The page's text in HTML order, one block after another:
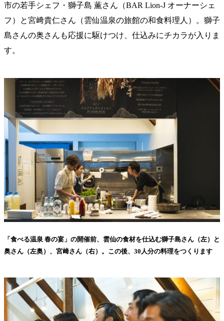
市の若手シェフ・獅子島 薫さん（BAR Lion-J オーナーシェ
フ）と宮﨑貴仁さん（雲仙温泉の旅館の和食料理人）。獅子
島さんの奥さんも応援に駆けつけ、仕込みにチカラが入りま
す。
「食べる温泉 春の宴」の開催前、雲仙の食材を仕込む獅子島さん（左）と
奥さん（左奥）、宮﨑さん（右）。この後、30人分の料理をつくります